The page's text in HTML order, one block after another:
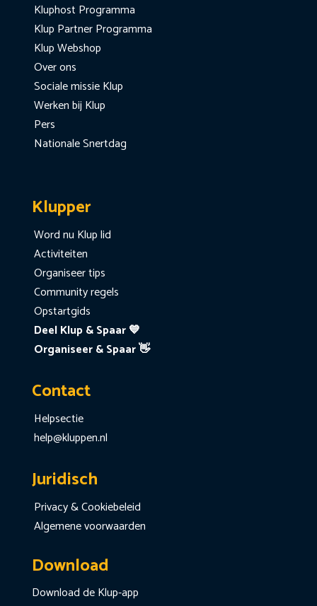
Kluphost Programma
Klup Partner Programma
Klup Webshop
Over ons
Sociale missie Klup
Werken bij Klup
Pers
Nationale Snertdag
Klupper
Word nu Klup lid
Activiteiten
Organiseer tips
Community regels
Opstartgids
Deel Klup & Spaar 💙
Organiseer & Spaar 👋
Contact
Helpsectie
help@kluppen.nl
Juridisch
Privacy & Cookiebeleid
Algemene voorwaarden
Download
Download de Klup-app